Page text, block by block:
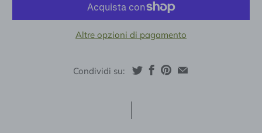
Altre opzioni di pagamento
Condividi su: